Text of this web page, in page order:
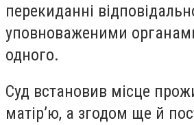
перекиданні
уповноваженими
одного.
Суд встановив місце
матір’ю, а згодом ще й